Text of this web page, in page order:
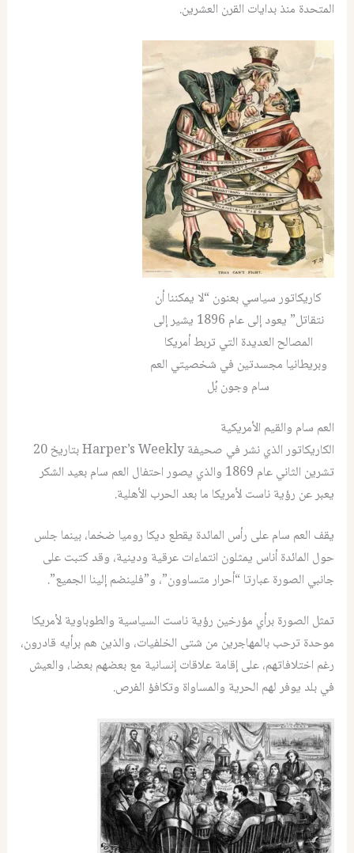
المتحدة منذ بدايات القرن العشرين.
كاريكاتور سياسي بعنون “لا يمكننا أن
نتقاتل” يعود إلى عام 1896 يشير إلى
المصالح العديدة التي تربط أمريكا
وبريطانيا مجسدتين في شخصيتي العم
سام وجون بُل
العم سام والقيم الأمريكية
الكاريكاتور الذي نشر في صحيفة Harper’s Weekly بتاريخ 20
تشرين الثاني عام 1869 والذي يصور احتفال العم سام بعيد الشكر
يعبر عن رؤية ناست لأمريكا ما بعد الحرب الأهلية.
يقف العم سام على رأس المائدة يقطع ديكا روميا ضخما، بينما جلس
حول المائدة أناس يمثلون انتماءات عرقية ودينية، وقد كتبت على
جانبي الصورة عبارتا “أحرار متساوون”، و”فلينضم إلينا الجميع”.
تمثل الصورة برأي مؤرخين رؤية ناست السياسية والطوباوية لأمريكا
موحدة ترحب بالمهاجرين من شتى الخلفيات، والذين هم برأيه قادرون،
رغم اختلافاتهم، على إقامة علاقات إنسانية مع بعضهم بعضا، والعيش
في بلد يوفر لهم الحرية والمساواة وتكافؤ الفرص.